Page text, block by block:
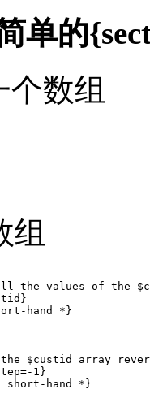
单的
个数组
组
the values of the
hand *}
$custid array
1}
hand *}